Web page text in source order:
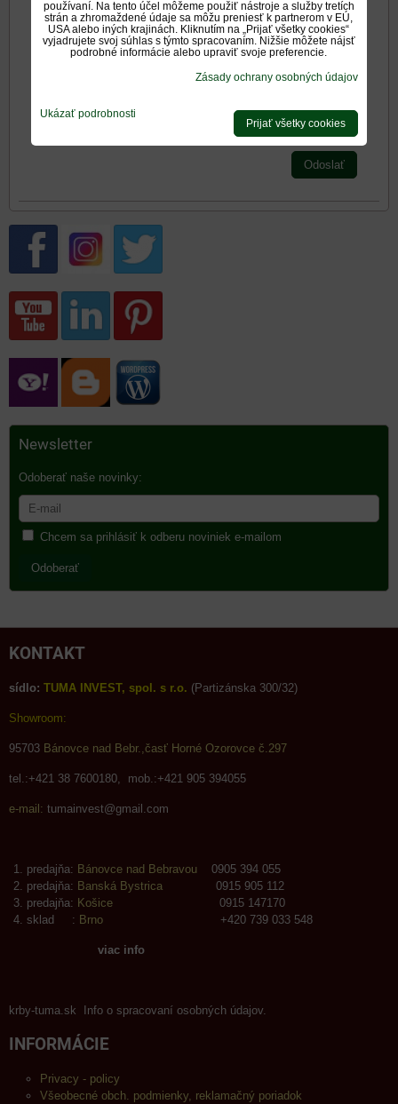
Zadajte prosím hodnotenie, výhody alebo zápory - aspoň
jedna položka je povinná.
Odoslať
Newsletter
Odoberať naše novinky:
Chcem sa prihlásiť k odberu noviniek e-mailom
Odoberať
KONTAKT
sídlo: TUMA INVEST, spol. s r.o. (Partizánska 300/32)
Showroom:
95703 Bánovce nad Bebr.,časť Horné Ozorovce č.297
tel.:+421 38 7600180, mob.:+421 905 394055
e-mail: tumainvest@gmail.com
predajňa: Bánovce nad Bebravou 0905 394 055
predajňa: Banská Bystrica 0915 905 112
predajňa: Košice 0915 147170
sklad : Brno +420 739 033 548
viac info
krby-tuma.sk Info o spracovaní osobných údajov.
INFORMÁCIE
Privacy - policy
Všeobecné obch. podmienky, reklamačný poriadok
používaní. Na tento účel môžeme použiť nástroje a služby tretích
strán a zhromaždené údaje sa môžu preniesť k partnerom v EÚ,
USA alebo iných krajinách. Kliknutím na „Prijať všetky cookies“
vyjadrujete svoj súhlas s týmto spracovaním. Nižšie môžete nájsť
podrobné informácie alebo upraviť svoje preferencie.
Zásady ochrany osobných údajov
Ukázať podrobnosti
Prijať všetky cookies